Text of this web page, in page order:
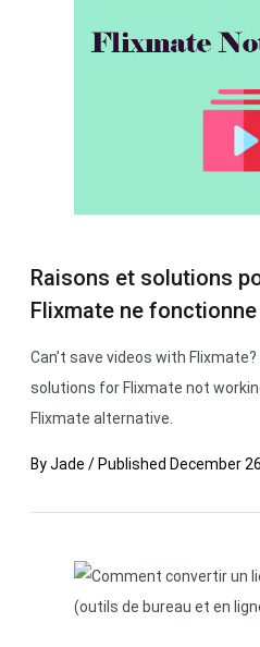
Raisons et solutions
Flixmate ne
Can’t save videos with
solutions for Flixmate not
Flixmate alternative.
ByJade / Published December